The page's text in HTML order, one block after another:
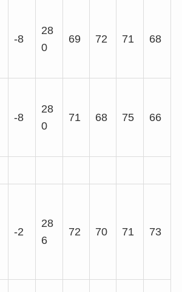
-8
28
0
69 72 71 68
-8
28
0
71 68 75 66
-2
28
6
72 70 71 73